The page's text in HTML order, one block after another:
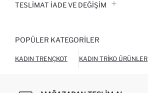
TESLIMAT İADE VE DEĞIŞIM
POPÜLER KATEGORILER
KADIN TRENÇKOT KADIN TRIKO ÜRÜNLER